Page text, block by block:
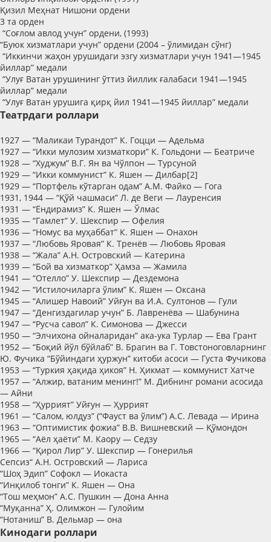
Қизил Меҳнат Нишони ордени
3 та орден
“Соғлом авлод учун” ордени, (1993)
“Буюк хизматлари учун” ордени (2004 – ўлимидан сўнг)
“Иккинчи жаҳон урушидаги эзгу хизматлари учун 1941—1945
йиллар” медали
“Улуғ Ватан урушининг ўттиз йиллик ғалабаси 1941—1945
йиллар” медали
“Улуғ Ватан урушига қирқ йил 1941—1945 йиллар” медали
Театрдаги роллари
1927 — “Маликаи Турандот” К. Гоцци — Адельма
1927 — “Икки мулозим хизматкори” К. Гольдони — Беатриче
1928 — “Худжум” В.Г. Ян ва Чўлпон — Турсуной
1929 — “Икки коммунист” К. Яшен — Дилбар[2]
1929 — “Портфель кўтарган одам” А.М. Файко — Гога
1931, 1944 — “Қўй чашмаси” Л. де Веги — Лауренсия
1931 — “Ёндирамиз” К. Яшен — Ўлмас
1935 — “Гамлет” У. Шекспир — Офелия
1936 — “Номус ва муҳаббат” К. Яшен — Онахон
1937 — “Любовь Яровая” К. Тренёв — Любовь Яровая
1938 — “Жала” А.Н. Островский — Катерина
1939 — “Бой ва хизматкор” Ҳамза — Жамила
1941 — “Отелло” У. Шекспир — Дездемона
1942 — “Истилочиларга ўлим” К. Яшен — Оксана
1945 — “Алишер Навоий” Уйғун ва И.А. Султонов — Гули
1947 — “Денгиздагилар учун” Б. Лавренёва — Шабунина
1947 — “Русча савол” К. Симонова — Джесси
1950 — “Элчихона ойналаридан” ака-ука Турлар — Ева Грант
1952 — “Боқий йўл бўйлаб” В. Брагин ва Г. Товстоноговларнинг
Ю. Фучика “Бўйиндаги ҳуржун” китоби асоси — Густа Фучикова
1953 — “Туркия ҳақида ҳикоя” Н. Ҳикмат — коммунист Хатче
1957 — “Алжир, ватаним менинг!” М. Дибнинг романи асосида
— Айни
1958 — “Ҳуррият” Уйғун — Ҳуррият
1961 — “Салом, юлдуз” (“Фауст ва ўлим”) А.С. Левада — Ирина
1963 — “Оптимистик фожиа” В.В. Вишневский — Қўмондон
1965 — “Аёл ҳаёти” М. Каору — Седзу
1966 — “Қирол Лир” У. Шекспир — Гонерилья
Сепсиз“ А.Н. Островский — Лариса
“Шоҳ Эдип” Софокл — Иокаста
“Инқилоб тонги” К. Яшен — Она
“Тош меҳмон” А.С. Пушкин — Дона Анна
“Муқанна” Ҳ. Олимжон — Гулойим
“Нотаниш” В. Дельмар — она
Кинодаги роллари